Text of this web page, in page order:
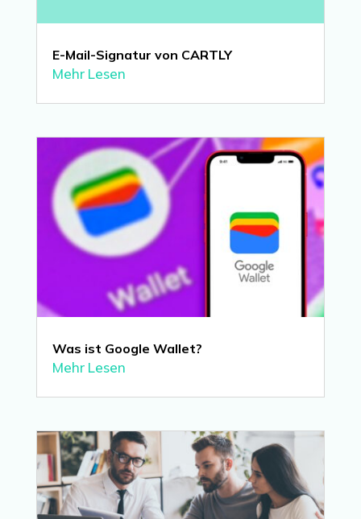
E-Mail-Signatur von CARTLY
Mehr Lesen
Was ist Google Wallet?
Mehr Lesen